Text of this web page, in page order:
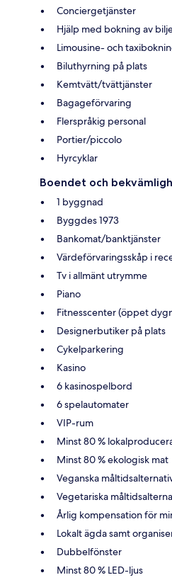
Conciergetjänster
Hjälp med bokning av
Limousine- och
Biluthyrning på plats
Kemtvätt/tvättjänster
Bagageförvaring
Flerspråkig personal
Portier/piccolo
Hyrcyklar
Boendet och
1 byggnad
Byggdes 1973
Bankomat/banktjänster
Värdeförvaringsskåp i
Tv i allmänt utrymme
Piano
Fitnesscenter (öppet
Designerbutiker på plats
Cykelparkering
Kasino
6 kasinospelbord
6 spelautomater
VIP-rum
Minst 80 %
Minst 80 % ekologisk mat
Veganska
Vegetariska
Årlig kompensation för
Lokalt ägda samt
Dubbelfönster
Minst 80 % LED-ljus